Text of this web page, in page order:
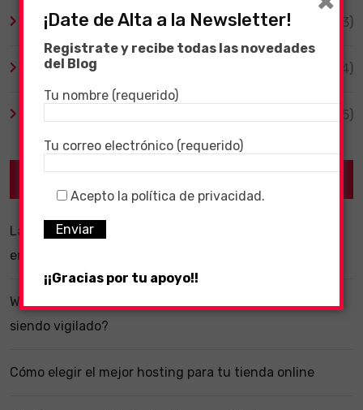
TV y Series (3)
Videojuegos (204)
(55)
La importancia de un software ERP dentro de una
empresa
WhatsApp y la localización en segundo plano: ¿estás
siendo vigilado?
Cómo elegir el mejor hosting para tu tienda online
¡Date de Alta a la Newsletter!
Registrate y recibe todas las novedades
del Blog
Tu nombre (requerido)
Tu correo electrónico (requerido)
Acepto la política de privacidad.
¡¡Gracias por tu apoyo!!